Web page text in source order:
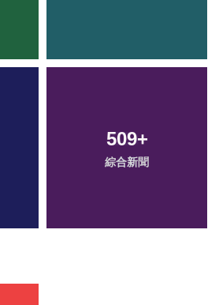
509+
綜合新聞